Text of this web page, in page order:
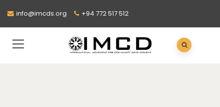
info@imcds.org +94 772 517 512